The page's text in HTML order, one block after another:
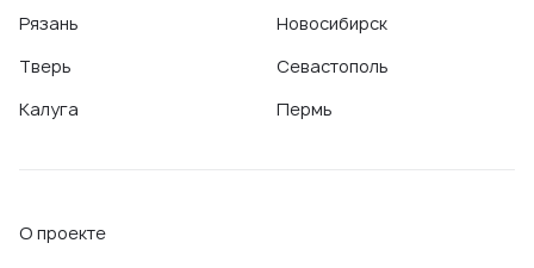
Рязань
Тверь
Калуга
Новосибирск
Севастополь
Пермь
О проекте